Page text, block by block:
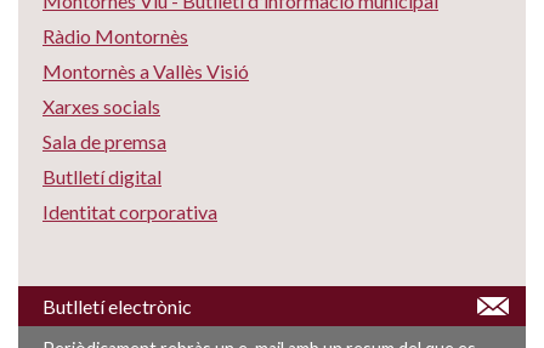
Ràdio Montornès
Montornès a Vallès Visió
Xarxes socials
Sala de premsa
Butlletí digital
Identitat corporativa
Butlletí electrònic